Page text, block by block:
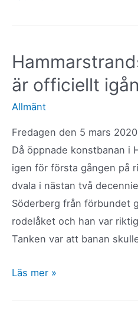
3
oktober
är officiellt
Allmänt
Fredagen den 5 mars
Då öppnade konstbanan i
igen för första gången på
dvala i nästan två
Söderberg från förbundet
rodelåket och han var
Tanken var att banan
Hammarstrands
Läs mer »